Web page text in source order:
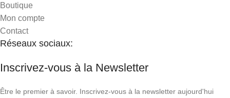
Boutique
Mon compte
Contact
Réseaux sociaux:
Inscrivez-vous à la Newsletter
Être le premier à savoir. Inscrivez-vous à la newsletter aujourd'hui